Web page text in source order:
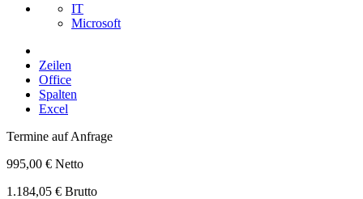
IT
Microsoft
Zeilen
Office
Spalten
Excel
Termine auf Anfrage
995,00 € Netto
1.184,05 € Brutto